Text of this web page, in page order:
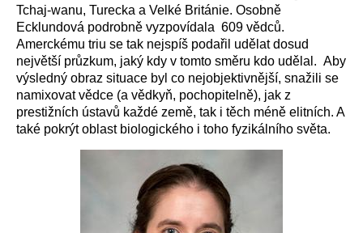
Tchaj-wanu, Turecka a Velké Británie. Osobně
Ecklundová podrobně vyzpovídala 609 vědců.
Amerckému triu se tak nejspíš podařil udělat dosud
největší průzkum, jaký kdy v tomto směru kdo udělal. Aby
výsledný obraz situace byl co nejobjektivnější, snažili se
namixovat vědce (a vědkyň, pochopitelně), jak z
prestižních ústavů každé země, tak i těch méně elitních. A
také pokrýt oblast biologického i toho fyzikálního světa.